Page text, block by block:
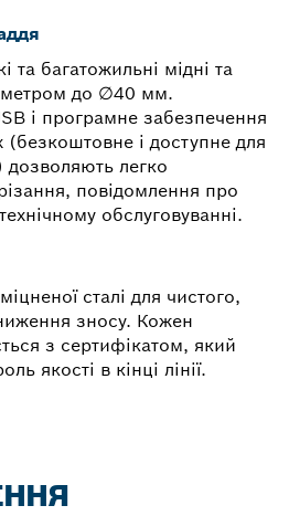
та багатожильні мідні та
до ∅40 мм.
і програмне забезпечення
(безкоштовне і доступне для
легко
повідомлення про
обслуговуванні.
сталі для чистого,
зносу. Кожен
з сертифікатом, який
якості в кінці лінії.